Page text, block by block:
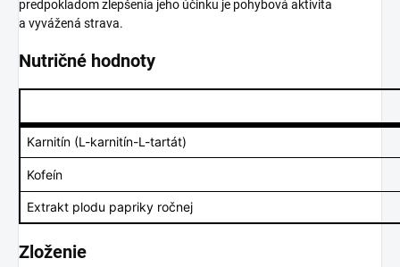
predpokladom zlepšenia jeho účinku je pohybová aktivita
a vyvážená strava.
Nutričné hodnoty
Karnitín (L-karnitín-L-tartát)
Kofeín
Extrakt plodu papriky ročnej
Zloženie